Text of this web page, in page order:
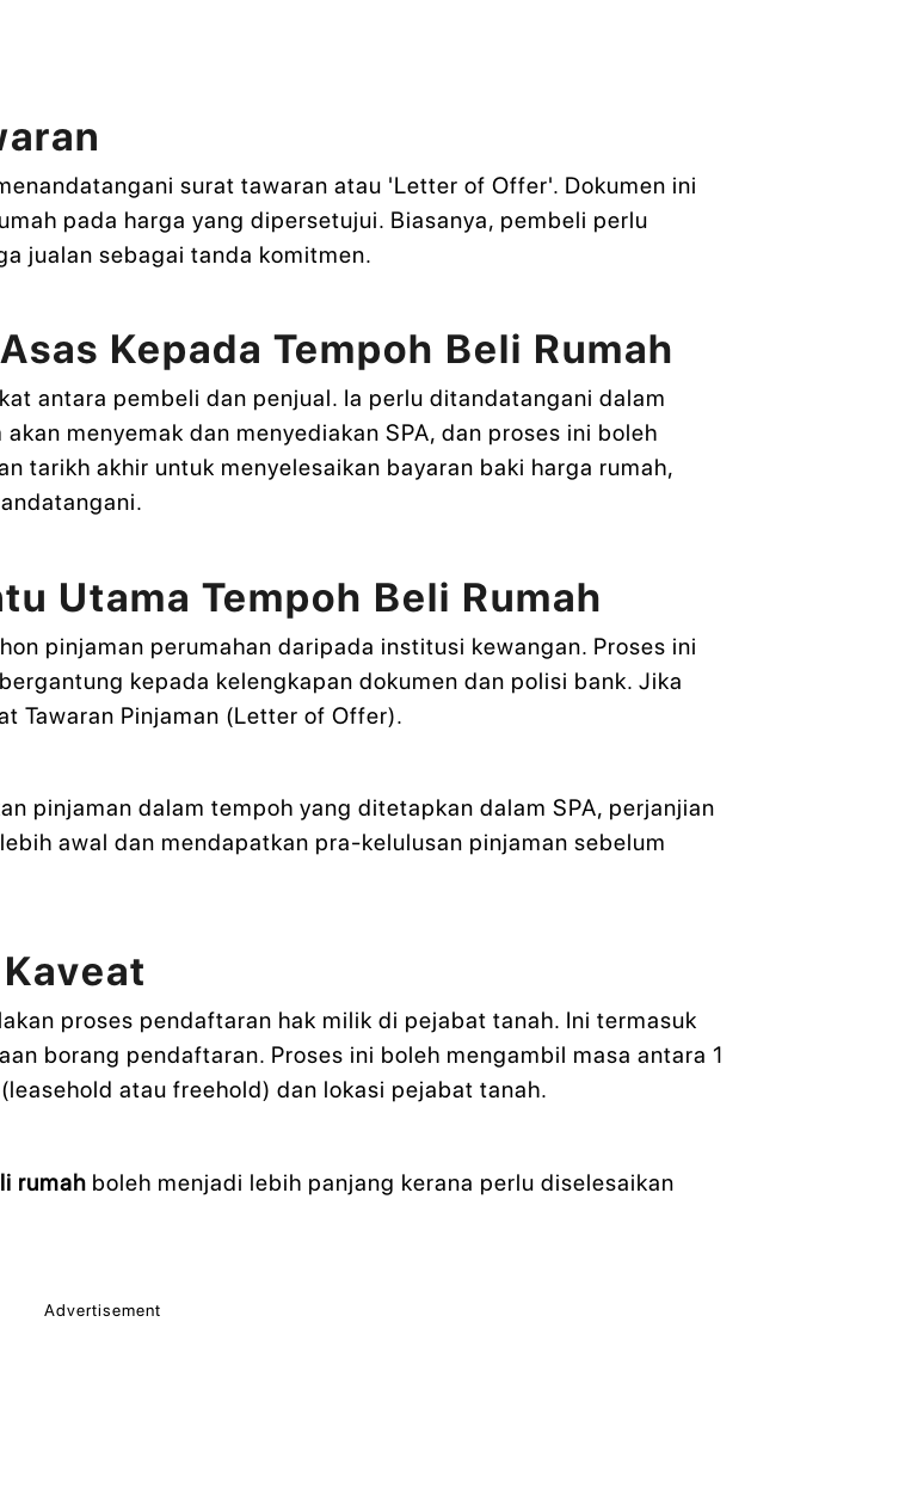
surat tawaran atau 'Letter of Offer'. Dokumen ini
pada harga yang dipersetujui. Biasanya, pembeli perlu
jualan sebagai tanda komitmen.
Kepada Tempoh Beli Rumah
antara pembeli dan penjual. Ia perlu ditandatangani dalam
menyemak dan menyediakan SPA, dan proses ini boleh
tarikh akhir untuk menyelesaikan bayaran baki harga rumah,
Utama Tempoh Beli Rumah
pinjaman perumahan daripada institusi kewangan. Proses ini
kepada kelengkapan dokumen dan polisi bank. Jika
Tawaran Pinjaman (Letter of Offer).
pinjaman dalam tempoh yang ditetapkan dalam SPA, perjanjian
awal dan mendapatkan pra-kelulusan pinjaman sebelum
proses pendaftaran hak milik di pejabat tanah. Ini termasuk
borang pendaftaran. Proses ini boleh mengambil masa antara 1
atau freehold) dan lokasi pejabat tanah.
rumah boleh menjadi lebih panjang kerana perlu diselesaikan
Advertisement